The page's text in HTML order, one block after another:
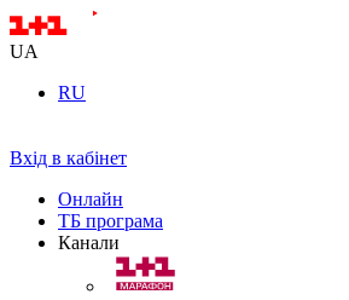
UA
RU
Вхід в кабінет
Онлайн
ТБ програма
Канали